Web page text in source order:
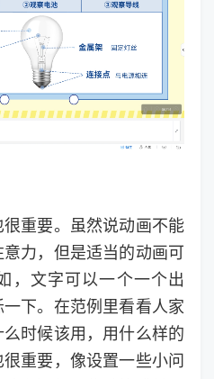
重要。虽然说动画不能
力，但是适当的动画可
，文字可以一个一个出
下。在范例里看看人家
时候该用，用什么样的
重要，像设置一些小问